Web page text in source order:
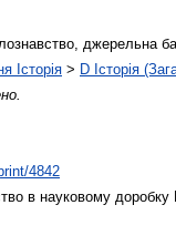
джерельна
Історія > D Історія
4842
в науковому